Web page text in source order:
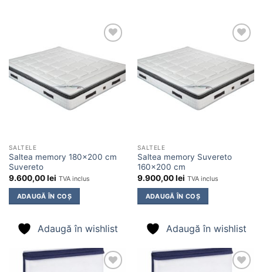
în
SALTELE
Saltea memory 180×200 cm
Suvereto
9.600,00lei TVA inclus
ADAUGĂ ÎN COȘ
Adaugă în wishlist
în
SALTELE
Saltea memory Suvereto
160×200 cm
9.900,00lei TVA inclus
ADAUGĂ ÎN COȘ
Adaugă în wishlist